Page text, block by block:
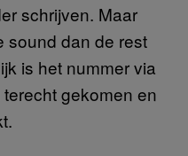
schrijven. Maar
sound dan de rest
is het nummer via
gekomen en